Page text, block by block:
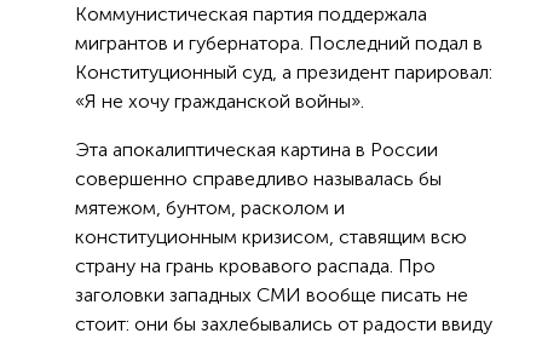
Коммунистическая партия поддержала
мигрантов и губернатора. Последний подал в
Конституционный суд, а президент парировал:
«Я не хочу гражданской войны».
Эта апокалиптическая картина в России
совершенно справедливо называлась бы
мятежом, бунтом, расколом и
конституционным кризисом, ставящим всю
страну на грань кровавого распада. Про
заголовки западных СМИ вообще писать не
стоит: они бы захлебывались от радости ввиду